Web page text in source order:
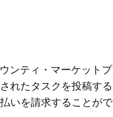
ンティ・マーケットプ
れたタスクを投稿する
いを請求することがで